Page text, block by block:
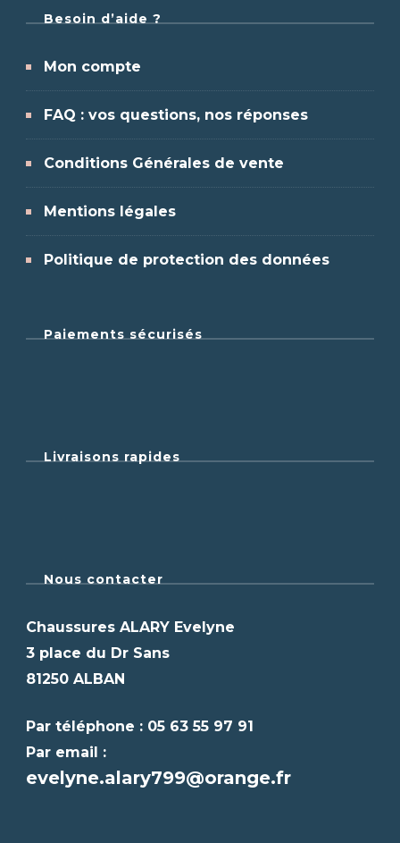
Besoin d’aide ?
Mon compte
FAQ : vos questions, nos réponses
Conditions Générales de vente
Mentions légales
Politique de protection des données
Paiements sécurisés
Livraisons rapides
Nous contacter
Chaussures ALARY Evelyne
3 place du Dr Sans
81250 ALBAN
Par téléphone : 05 63 55 97 91
Par email :
evelyne.alary799@orange.fr